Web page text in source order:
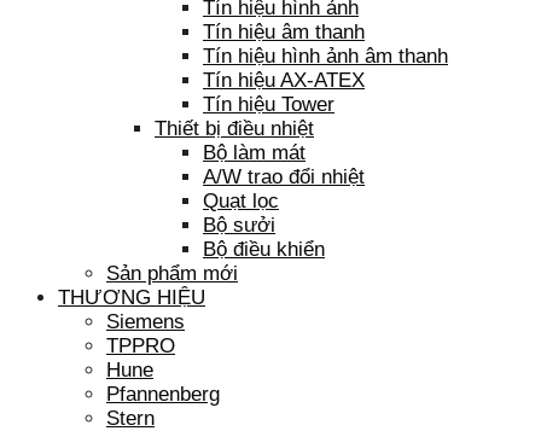
Tín hiệu hình ảnh
Tín hiệu âm thanh
Tín hiệu hình ảnh âm thanh
Tín hiệu AX-ATEX
Tín hiệu Tower
Thiết bị điều nhiệt
Bộ làm mát
A/W trao đổi nhiệt
Quạt lọc
Bộ sưởi
Bộ điều khiển
Sản phẩm mới
THƯƠNG HIỆU
Siemens
TPPRO
Hune
Pfannenberg
Stern